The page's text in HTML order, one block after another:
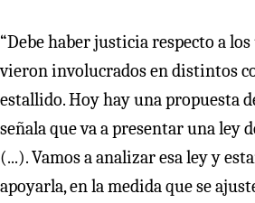
“Debe haber justicia respecto a
vieron involucrados en distintos
estallido. Hoy hay una propuesta
señala que va a presentar una ley
(...). Vamos a analizar esa ley y
apoyarla, en la medida que se